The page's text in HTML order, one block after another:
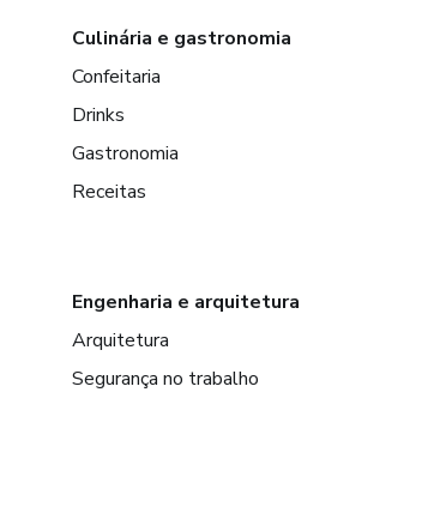
Culinária e gastronomia
Confeitaria
Drinks
Gastronomia
Receitas
Engenharia e arquitetura
Arquitetura
Segurança no trabalho